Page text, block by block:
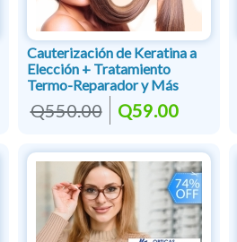
Cauterización de Keratina a
Elección + Tratamiento
Termo-Reparador y Más
Q550.00 Q59.00